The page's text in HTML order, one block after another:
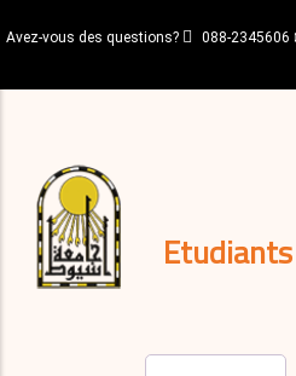
au
principal
Avez-vous des questions? 088-2345606
décisions
Expatriés
Journal